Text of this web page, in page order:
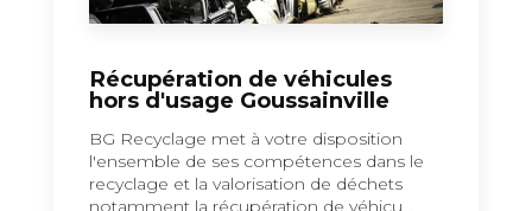
Récupération de véhicules
hors d'usage Goussainville
BG Recyclage met à votre disposition
l'ensemble de ses compétences dans le
recyclage et la valorisation de déchets
notamment la récupération de véhicu...